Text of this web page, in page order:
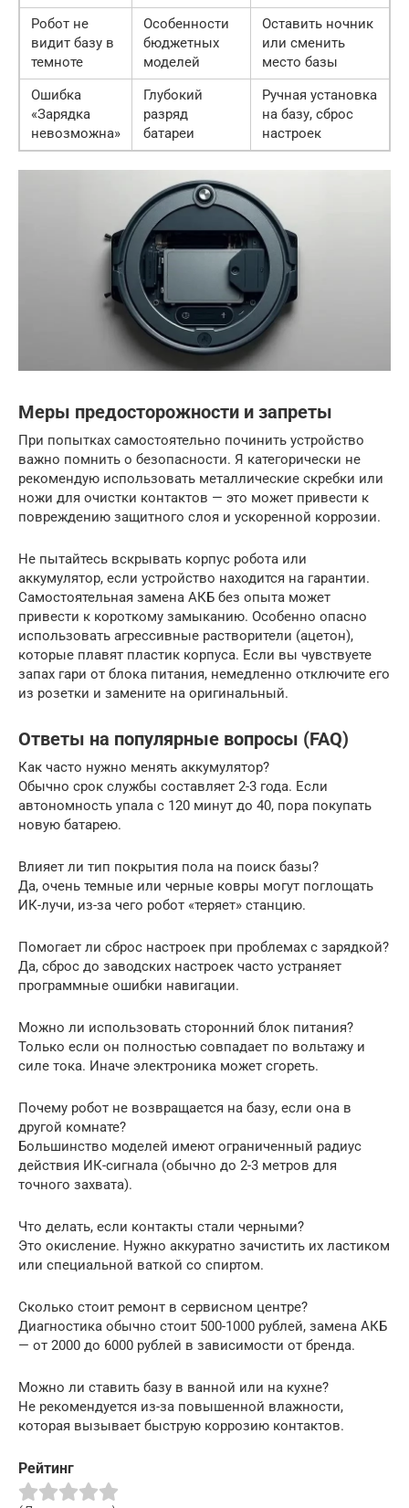
Робот не
видит базу в
темноте
Особенности
бюджетных
моделей
Оставить ночник
или сменить
место базы
Ошибка
«Зарядка
невозможна»
Глубокий
разряд
батареи
Ручная установка
на базу, сброс
настроек
Меры предосторожности и запреты
При попытках самостоятельно починить устройство
важно помнить о безопасности. Я категорически не
рекомендую использовать металлические скребки или
ножи для очистки контактов — это может привести к
повреждению защитного слоя и ускоренной коррозии.
Не пытайтесь вскрывать корпус робота или
аккумулятор, если устройство находится на гарантии.
Самостоятельная замена АКБ без опыта может
привести к короткому замыканию. Особенно опасно
использовать агрессивные растворители (ацетон),
которые плавят пластик корпуса. Если вы чувствуете
запах гари от блока питания, немедленно отключите его
из розетки и замените на оригинальный.
Ответы на популярные вопросы (FAQ)
Как часто нужно менять аккумулятор?
Обычно срок службы составляет 2-3 года. Если
автономность упала с 120 минут до 40, пора покупать
новую батарею.
Влияет ли тип покрытия пола на поиск базы?
Да, очень темные или черные ковры могут поглощать
ИК-лучи, из-за чего робот «теряет» станцию.
Помогает ли сброс настроек при проблемах с зарядкой?
Да, сброс до заводских настроек часто устраняет
программные ошибки навигации.
Можно ли использовать сторонний блок питания?
Только если он полностью совпадает по вольтажу и
силе тока. Иначе электроника может сгореть.
Почему робот не возвращается на базу, если она в
другой комнате?
Большинство моделей имеют ограниченный радиус
действия ИК-сигнала (обычно до 2-3 метров для
точного захвата).
Что делать, если контакты стали черными?
Это окисление. Нужно аккуратно зачистить их ластиком
или специальной ваткой со спиртом.
Сколько стоит ремонт в сервисном центре?
Диагностика обычно стоит 500-1000 рублей, замена АКБ
— от 2000 до 6000 рублей в зависимости от бренда.
Можно ли ставить базу в ванной или на кухне?
Не рекомендуется из-за повышенной влажности,
которая вызывает быструю коррозию контактов.
Рейтинг